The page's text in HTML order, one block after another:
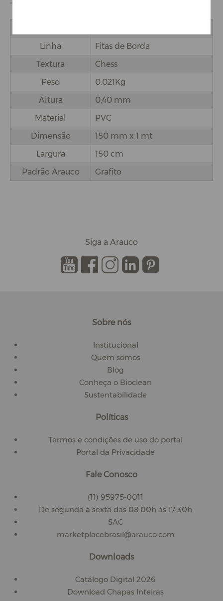
Linha
Fitas de Borda
Textura
Chess
Peso
0.021Kg
Altura
0,40 mm
Material
PVC
Dimensão
150 mm x 1 mt
Largura
150 cm
Padrão Arauco
Grafito
Siga a Arauco
. . . . .
Sobre nós
Institucional
Quem somos
Blog
Conheça o Bioclean
Sustentabilidade
Políticas
Termos e condições de uso do portal
Portal da Privacidade
Fale Conosco
(11) 95975-0011
De segunda à sexta das 08:00h às 17:30h
SAC
marketplacebrasil@arauco.com
Downloads
Catálogo Digital 2026
Download Chapas Inteiras